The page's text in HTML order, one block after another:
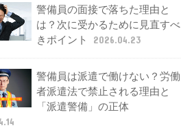
警備員の面接で落ちた理由と
は？次に受かるために見直すべ
きポイント
2026.04.23
警備員は派遣で働けない？労働
者派遣法で禁止される理由と
「派遣警備」の正体